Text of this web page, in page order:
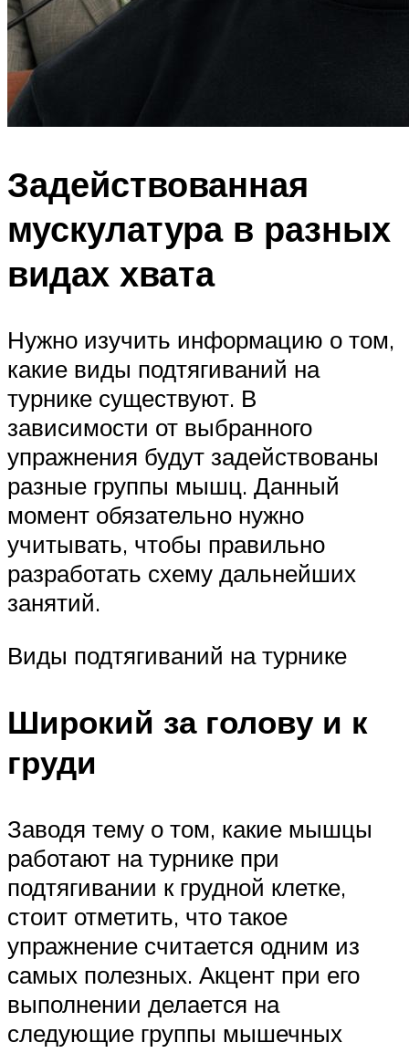
Задействованная
мускулатура в разных
видах хвата
Нужно изучить информацию о том,
какие виды подтягиваний на
турнике существуют. В
зависимости от выбранного
упражнения будут задействованы
разные группы мышц. Данный
момент обязательно нужно
учитывать, чтобы правильно
разработать схему дальнейших
занятий.
Виды подтягиваний на турнике
Широкий за голову и к
груди
Заводя тему о том, какие мышцы
работают на турнике при
подтягивании к грудной клетке,
стоит отметить, что такое
упражнение считается одним из
самых полезных. Акцент при его
выполнении делается на
следующие группы мышечных